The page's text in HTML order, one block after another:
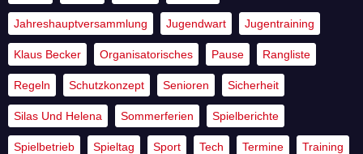
Jahreshauptversammlung Jugendwart Jugentraining
Klaus Becker Organisatorisches Pause Rangliste
Regeln Schutzkonzept Senioren Sicherheit
Silas Und Helena Sommerferien Spielberichte
Spielbetrieb Spieltag Sport Tech Termine Training